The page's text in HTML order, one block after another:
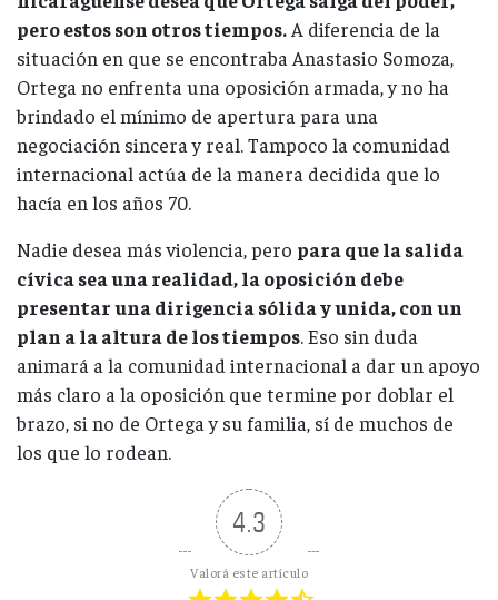
pero estos son otros tiempos. A diferencia de la
situación en que se encontraba Anastasio Somoza,
Ortega no enfrenta una oposición armada, y no ha
brindado el mínimo de apertura para una
negociación sincera y real. Tampoco la comunidad
internacional actúa de la manera decidida que lo
hacía en los años 70.
Nadie desea más violencia, pero para que la salida
cívica sea una realidad, la oposición debe
presentar una dirigencia sólida y unida, con un
plan a la altura de los tiempos. Eso sin duda
animará a la comunidad internacional a dar un apoyo
más claro a la oposición que termine por doblar el
brazo, si no de Ortega y su familia, sí de muchos de
los que lo rodean.
4.3
Valorá este artículo